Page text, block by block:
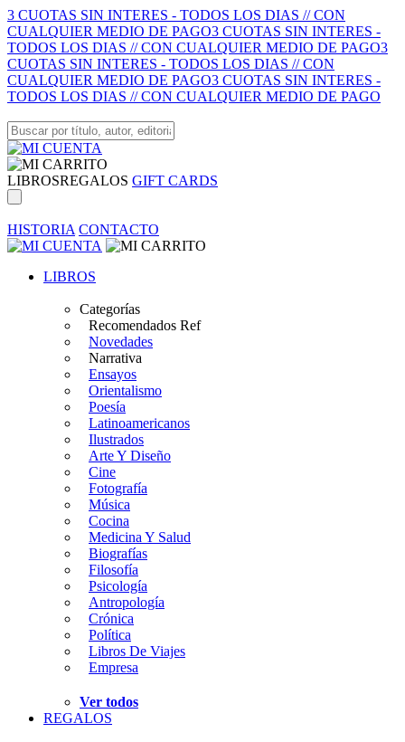
3 CUOTAS SIN INTERES - TODOS LOS DIAS // CON
CUALQUIER MEDIO DE PAGO3 CUOTAS SIN INTERES -
TODOS LOS DIAS // CON CUALQUIER MEDIO DE PAGO3
CUOTAS SIN INTERES - TODOS LOS DIAS // CON
CUALQUIER MEDIO DE PAGO3 CUOTAS SIN INTERES -
TODOS LOS DIAS // CON CUALQUIER MEDIO DE PAGO
LIBROSREGALOS GIFT CARDS
HISTORIA CONTACTO
LIBROS
Categorías
Recomendados Ref
Novedades
Narrativa
Ensayos
Orientalismo
Poesía
Latinoamericanos
Ilustrados
Arte Y Diseño
Cine
Fotografía
Música
Cocina
Medicina Y Salud
Biografías
Filosofía
Psicología
Antropología
Crónica
Política
Libros De Viajes
Empresa
Ver todos
REGALOS